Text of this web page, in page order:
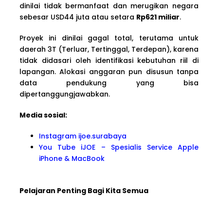
dinilai tidak bermanfaat dan merugikan negara
sebesar USD44 juta atau setara Rp621 miliar.
Proyek ini dinilai gagal total, terutama untuk
daerah 3T (Terluar, Tertinggal, Terdepan), karena
tidak didasari oleh identifikasi kebutuhan riil di
lapangan. Alokasi anggaran pun disusun tanpa
data pendukung yang bisa
dipertanggungjawabkan.
Media sosial:
Instagram ijoe.surabaya
You Tube iJOE – Spesialis Service Apple
iPhone & MacBook
Pelajaran Penting Bagi Kita Semua